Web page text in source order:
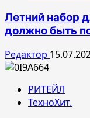
Летний набор
должно быть
Редактор
РИТЕЙЛ
ТехноХит.